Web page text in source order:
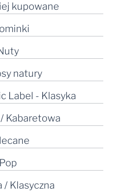
kupowane
natury
Label - Klasyka
Kabaretowa
Pop
/ Klasyczna